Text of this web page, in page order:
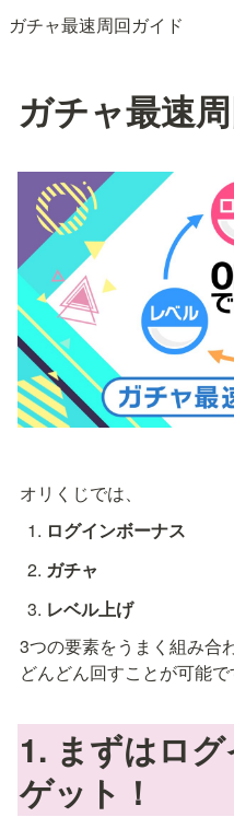
ガチャ最速周回ガイド
ガチャ最速
オリくじでは、
ログインボーナス
ガチャ
レベル上げ
3つの要素をうまく組み合
どんどん回すことが可能で
1. まずはロ
ゲット！